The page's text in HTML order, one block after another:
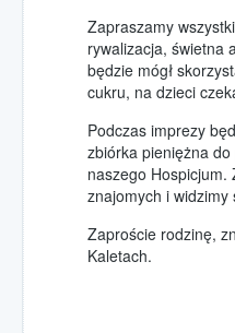
Kursy i szkolenia
Kontakt
Pola Nadziei
w Hospicjum
Pola Nadziei 2015
Pola Nadziei 2016
Zapraszamy
rywalizacja, świetna
będzie mógł
cukru, na dzieci
Podczas imprezy
zbiórka pieniężna
naszego Hospicjum.
znajomych i widzimy
Zaproście rodzinę,
Kaletach.